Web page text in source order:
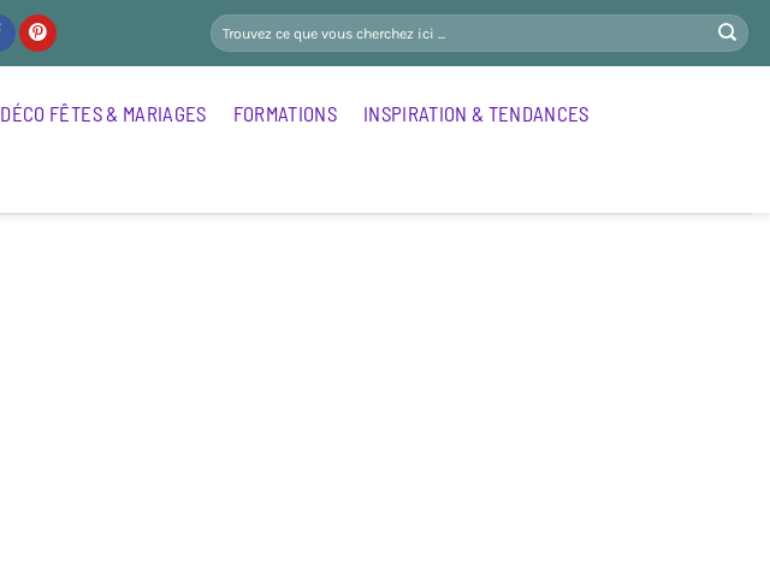
DÉCO FÊTES & MARIAGES FORMATIONS INSPIRATION & TENDANCES